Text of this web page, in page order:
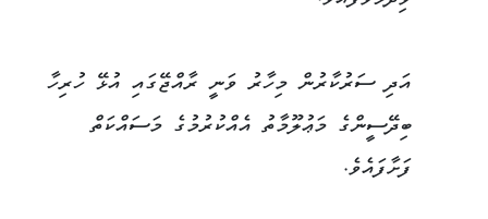
އަދި ސަރުކާރުން މިހާރު ވަނީ ރާއްޖޭގައި އުޅޭ ހުރިހާ
ބިދޭސީންގެ މަޢުލޫމާތު އެއްކުރުމުގެ މަސައްކަތް
ފަށާފައެވެ.